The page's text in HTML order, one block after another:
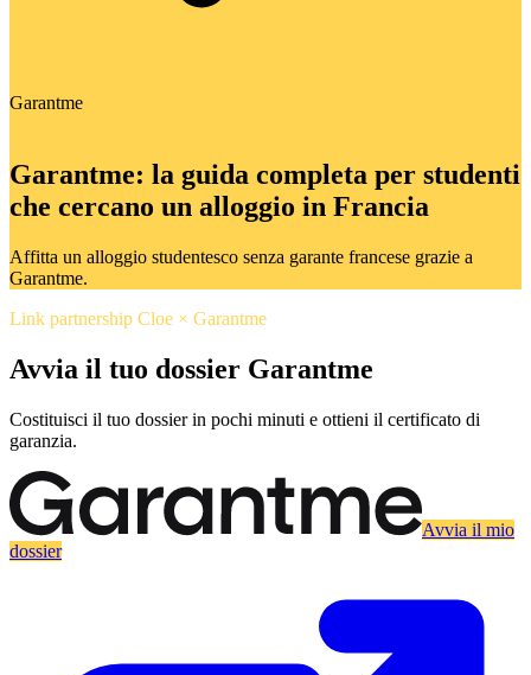
Garantme
Garantme: la guida completa per studenti
che cercano un alloggio in Francia
Affitta un alloggio studentesco senza garante francese grazie a
Garantme.
Link partnership Cloe × Garantme
Avvia il tuo dossier Garantme
Costituisci il tuo dossier in pochi minuti e ottieni il certificato di
garanzia.
Avvia il mio
dossier